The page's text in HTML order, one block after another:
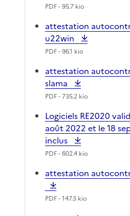
PDF- 95.7 kio
attestation
u22win
PDF- 96.1 kio
attestation
slama
PDF- 735.2 kio
Logiciels RE2020
août 2022 et le 18
inclus
PDF- 602.4 kio
attestation
PDF- 147.3 kio